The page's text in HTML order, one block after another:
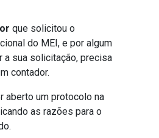
que solicitou o
do MEI, e por algum
a sua solicitação, precisa
contador.
aberto um protocolo na
as razões para o